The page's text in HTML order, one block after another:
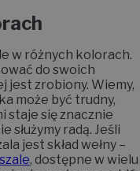
w różnych kolorach.
do swoich
jest zrobiony. Wiemy,
może być trudny,
staje się znacznie
służymy radą. Jeśli
jest skład wełny –
, dostępne w wielu